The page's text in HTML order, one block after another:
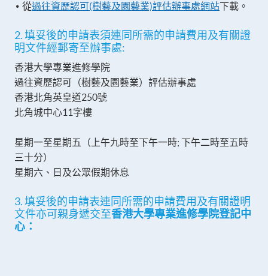
從過往資歷認可(樹藝及園藝業)評估辦事處網站下載。
2. 填妥後的申請表須連同所需的申請費用及有關證
明文件經郵寄至辦事處:
香港大學專業進修學院
過往資歷認可（樹藝及園藝業）評估辦事處
香港北角英皇道250號
北角城中心11字樓
星期一至星期五（上午九時至下午一時; 下午二時至五時
三十分）
星期六、日及公眾假期休息
3. 填妥後的申請表連同所需的申請費用及有關證明
文件亦可親身遞交至香港大學專業進修學院登記中
心 ：